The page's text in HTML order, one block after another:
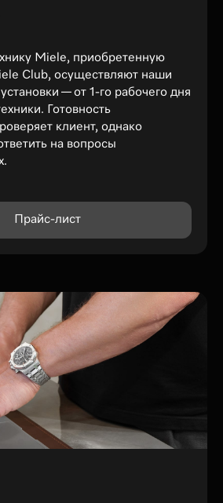
Miele, приобретенную
Club, осуществляют наши
— от 1-го рабочего дня
Готовность
клиент, однако
на вопросы
Прайс-лист